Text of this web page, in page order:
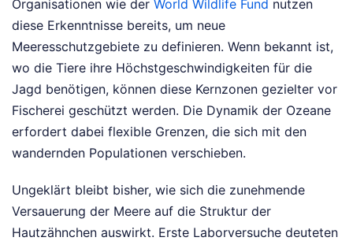
Organisationen wie der World Wildlife Fund nutzen
diese Erkenntnisse bereits, um neue
Meeresschutzgebiete zu definieren. Wenn bekannt ist,
wo die Tiere ihre Höchstgeschwindigkeiten für die
Jagd benötigen, können diese Kernzonen gezielter vor
Fischerei geschützt werden. Die Dynamik der Ozeane
erfordert dabei flexible Grenzen, die sich mit den
wandernden Populationen verschieben.
Ungeklärt bleibt bisher, wie sich die zunehmende
Versauerung der Meere auf die Struktur der
Hautzähnchen auswirkt. Erste Laborversuche deuteten